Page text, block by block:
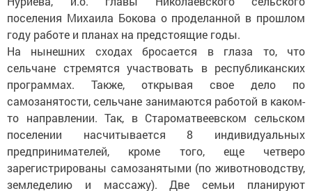
поселения Михаила Бокова о проделанной в прошлом
году работе и планах на предстоящие годы.
На нынешних сходах бросается в глаза то, что
сельчане стремятся участвовать в республиканских
программах. Также, открывая свое дело по
самозанятости, сельчане занимаются работой в каком-
то направлении. Так, в Староматвеевском сельском
поселении насчитывается 8 индивидуальных
предпринимателей, кроме того, еще четверо
зарегистрированы самозанятыми (по животноводству,
земледелию и массажу). Две семьи планируют